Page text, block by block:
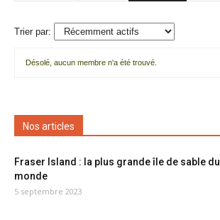
Trier par:
amis
Désolé, aucun membre n'a été trouvé.
Nos articles
Fraser Island : la plus grande île de sable du
monde
5 septembre 2023